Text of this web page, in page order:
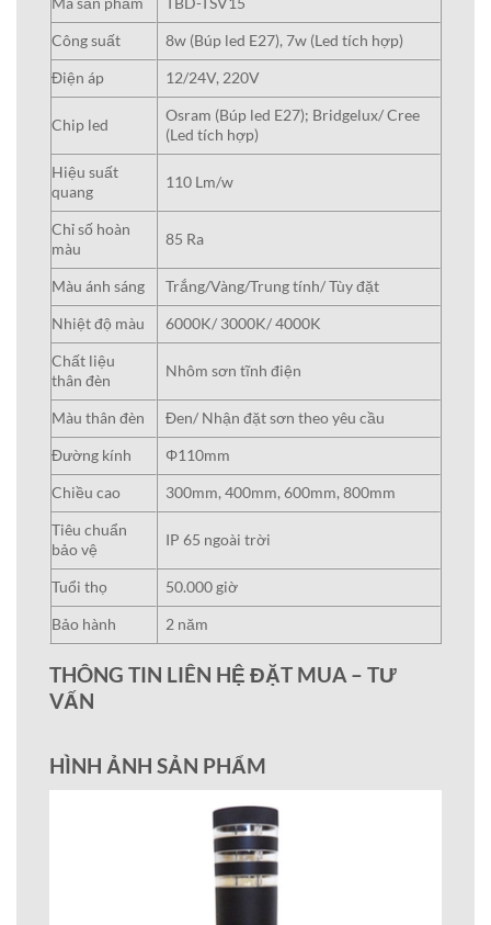
Công suất
8w (Búp led E27), 7w (Led tích hợp)
Điện áp
12/24V, 220V
Chip led
Osram (Búp led E27); Bridgelux/ Cree
(Led tích hợp)
Hiệu suất
quang
110 Lm/w
Chỉ số hoàn
màu
85 Ra
Màu ánh sáng
Trắng/Vàng/Trung tính/ Tùy đặt
Nhiệt độ màu
6000K/ 3000K/ 4000K
Chất liệu
thân đèn
Nhôm sơn tĩnh điện
Màu thân đèn
Đen/ Nhận đặt sơn theo yêu cầu
Đường kính
Φ110mm
Chiều cao
300mm, 400mm, 600mm, 800mm
Tiêu chuẩn
bảo vệ
IP 65 ngoài trời
Tuổi thọ
50.000 giờ
Bảo hành
2 năm
THÔNG TIN LIÊN HỆ ĐẶT MUA – TƯ
VẤN
HÌNH ẢNH SẢN PHẨM